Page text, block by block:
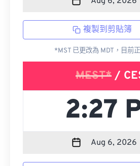
複製到剪貼簿
*MST 已更改為 MDT，目前
MEST* /